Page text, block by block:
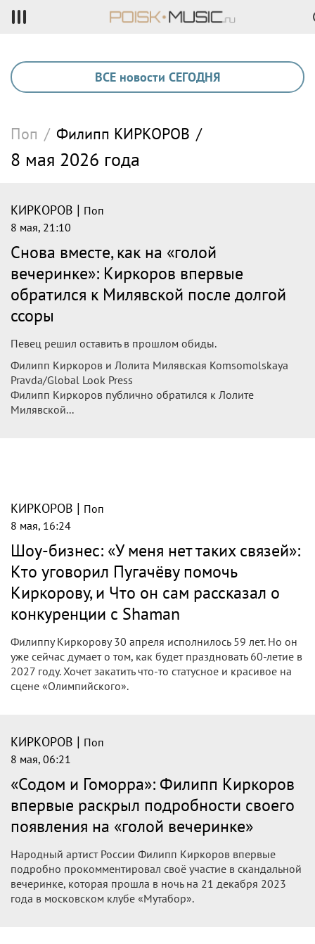
ВСЕ новости СЕГОДНЯ
Поп / Филипп КИРКОРОВ /
8 мая 2026 года
КИРКОРОВ | Поп
8 мая, 21:10
Снова вместе, как на «голой
вечеринке»: Киркоров впервые
обратился к Милявской после долгой
ссоры
Певец решил оставить в прошлом обиды.
Филипп Киркоров и Лолита Милявская Komsomolskaya
Pravda/Global Look Press
Филипп Киркоров публично обратился к Лолите
Милявской...
КИРКОРОВ | Поп
8 мая, 16:24
Шоу-бизнес: «У меня нет таких связей»:
Кто уговорил Пугачёву помочь
Киркорову, и Что он сам рассказал о
конкуренции с Shaman
Филиппу Киркорову 30 апреля исполнилось 59 лет. Но он
уже сейчас думает о том, как будет праздновать 60-летие в
2027 году. Хочет закатить что-то статусное и красивое на
сцене «Олимпийского».
КИРКОРОВ | Поп
8 мая, 06:21
«Содом и Гоморра»: Филипп Киркоров
впервые раскрыл подробности своего
появления на «голой вечеринке»
Народный артист России Филипп Киркоров впервые
подробно прокомментировал своё участие в скандальной
вечеринке, которая прошла в ночь на 21 декабря 2023
года в московском клубе «Мутабор».